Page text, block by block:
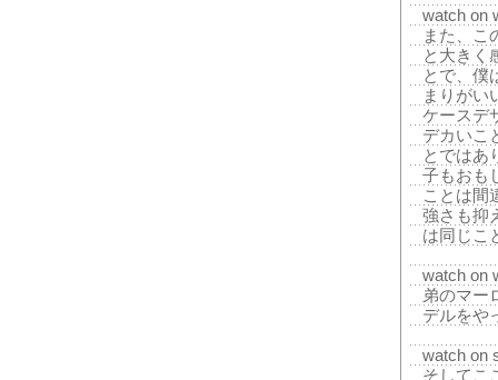
watch on
また、こ
と大きく
とで、僕
まりがい
ケースデ
デカいこ
とではあ
子もおも
ことは間
強さも抑
は同じこ
watch on
弟のマー
デルをや
watch on
そしてこ